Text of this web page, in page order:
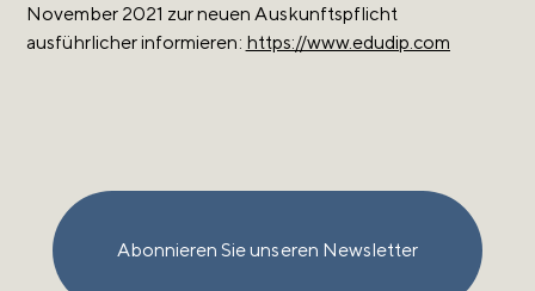
November 2021 zur neuen Auskunftspflicht
ausführlicher informieren: https://www.edudip.com
Abonnieren Sie unseren Newsletter